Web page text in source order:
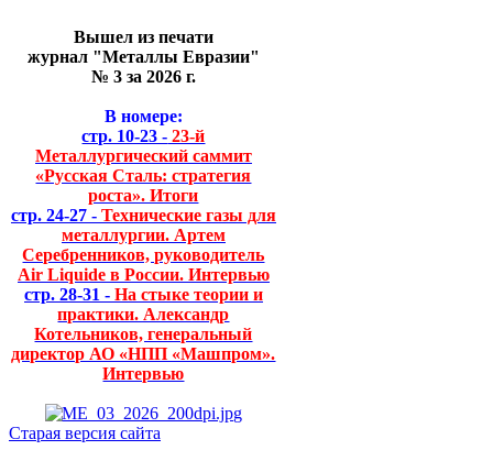
Вышел из печати
журнал "Металлы Евразии"
№ 3 за 2026 г.
В номере:
стр. 10-23 - 23-й
Металлургический саммит
«Русская Сталь: стратегия
роста». Итоги
стр. 24-27 - Технические газы для
металлургии. Артем
Серебренников, руководитель
Air Liquide в России. Интервью
стр. 28-31 - На стыке теории и
практики. Александр
Котельников, генеральный
директор АО «НПП «Машпром».
Интервью
Старая версия сайта